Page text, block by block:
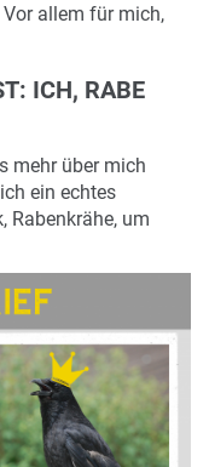
allem für mich,
ICH, RABE
mehr über mich
ein echtes
Rabenkrähe, um